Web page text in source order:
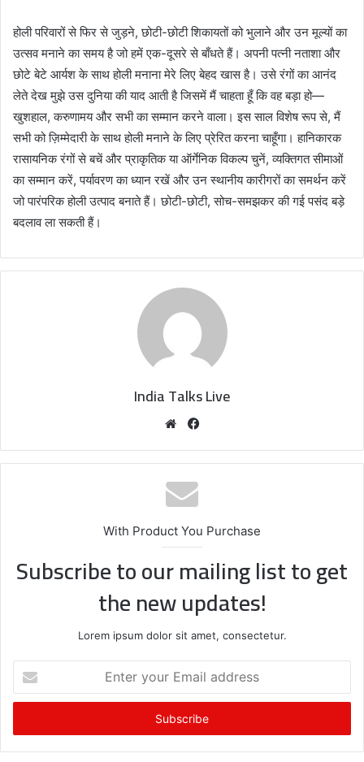
होली परिवारों से फिर से जुड़ने, छोटी-छोटी शिकायतों को भुलाने और उन मूल्यों का
उत्सव मनाने का समय है जो हमें एक-दूसरे से बाँधते हैं। अपनी पत्नी नताशा और
छोटे बेटे आर्यश के साथ होली मनाना मेरे लिए बेहद खास है। उसे रंगों का आनंद
लेते देख मुझे उस दुनिया की याद आती है जिसमें मैं चाहता हूँ कि वह बड़ा हो—
खुशहाल, करुणामय और सभी का सम्मान करने वाला। इस साल विशेष रूप से, मैं
सभी को ज़िम्मेदारी के साथ होली मनाने के लिए प्रेरित करना चाहूँगा। हानिकारक
रासायनिक रंगों से बचें और प्राकृतिक या ऑर्गेनिक विकल्प चुनें, व्यक्तिगत सीमाओं
का सम्मान करें, पर्यावरण का ध्यान रखें और उन स्थानीय कारीगरों का समर्थन करें
जो पारंपरिक होली उत्पाद बनाते हैं। छोटी-छोटी, सोच-समझकर की गई पसंद बड़े
बदलाव ला सकती हैं।
India Talks Live
We
te
bo
With Product You Purchase
Subscribe to our mailing list to get
the new updates!
Lorem ipsum dolor sit amet, consectetur.
t
r
y